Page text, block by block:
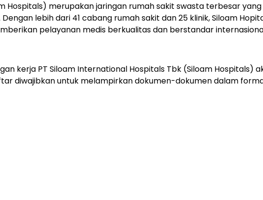
Hospitals) merupakan jaringan rumah sakit swasta terbesar
lebih dari 41 cabang rumah sakit dan 25 klinik, Siloam
pelayanan medis berkualitas dan berstandar
kerja PT Siloam International Hospitals Tbk (Siloam Hospitals)
diwajibkan untuk melampirkan dokumen-dokumen dalam